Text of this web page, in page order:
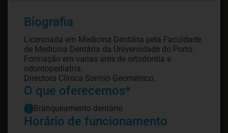
Biografia
Licenciada em Medicina Dentária pela Faculdade
de Medicina Dentária da Universidade do Porto.
Formação em varias ares de ortodontia e
odontopediatria.
Directora Clínica Sorriso Geométrico.
O que oferecemos*
Branqueamento dentário
Horário de funcionamento